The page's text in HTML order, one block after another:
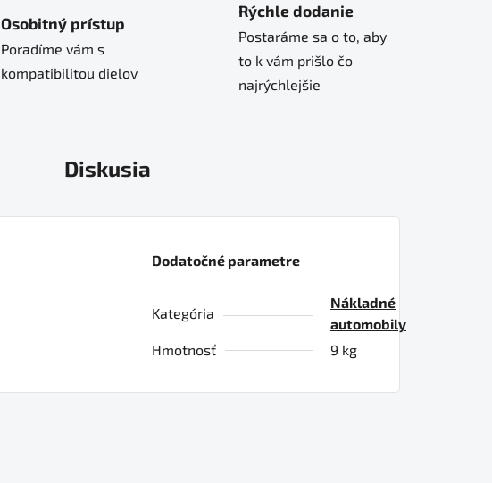
Osobitný prístup
Poradíme vám s
kompatibilitou dielov
Rýchle dodanie
Postaráme sa o to, aby
to k vám prišlo čo
najrýchlejšie
Diskusia
Dodatočné parametre
Kategória
Nákladné
automobily
Hmotnosť
9 kg